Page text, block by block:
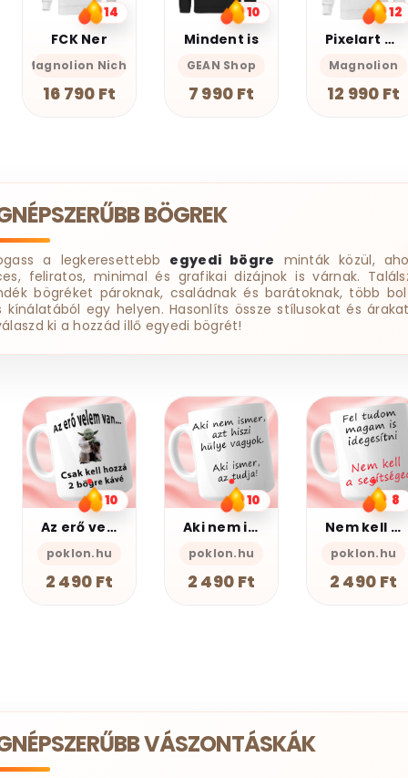
10
Mindent is
GEAN Shop
7 990 Ft
12
Pixelart bakelit az űrben v3
Magnolion
12 990 Ft
10
Miauuunkácsy a ninja
Magnolion
18 190 Ft
BÖGREK
a legkeresettebb egyedi bögre minták közül,
feliratos, minimal és grafikai dizájnok is várnak.
bögréket pároknak, családnak és barátoknak, több
kínálatából egy helyen. Hasonlíts össze stílusokat és
ki a hozzád illő egyedi bögrét!
10
Aki nem ismer Bögre
poklon.hu
2 490 Ft
8
Nem kell a segítsé - Bögre
poklon.hu
2 490 Ft
12
Baglyos bögre
PSZ Design
2 490 Ft
VÁSZONTÁSKÁK